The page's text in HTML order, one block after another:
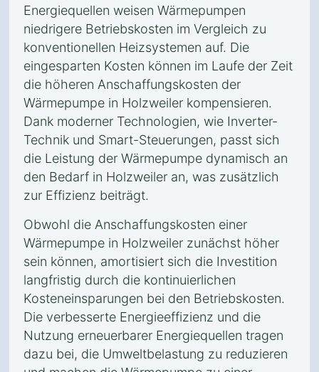
Energiequellen weisen Wärmepumpen
niedrigere Betriebskosten im Vergleich zu
konventionellen Heizsystemen auf. Die
eingesparten Kosten können im Laufe der Zeit
die höheren Anschaffungskosten der
Wärmepumpe in Holzweiler kompensieren.
Dank moderner Technologien, wie Inverter-
Technik und Smart-Steuerungen, passt sich
die Leistung der Wärmepumpe dynamisch an
den Bedarf in Holzweiler an, was zusätzlich
zur Effizienz beiträgt.
Obwohl die Anschaffungskosten einer
Wärmepumpe in Holzweiler zunächst höher
sein können, amortisiert sich die Investition
langfristig durch die kontinuierlichen
Kosteneinsparungen bei den Betriebskosten.
Die verbesserte Energieeffizienz und die
Nutzung erneuerbarer Energiequellen tragen
dazu bei, die Umweltbelastung zu reduzieren